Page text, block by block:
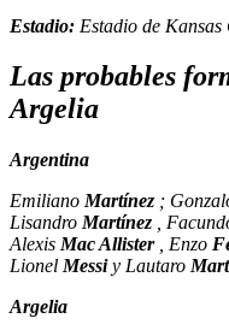
Estadio: Estadio de Kansas
Las probables
Argelia
Argentina
Emiliano Martínez ;
Lisandro Martínez ,
Alexis Mac Allister, Enzo
Lionel Messiy Lautaro
Argelia